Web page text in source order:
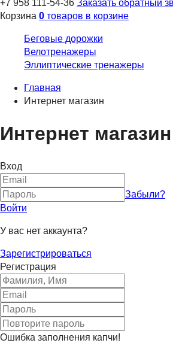
+7 958 111-54-36 Заказать обратный
Корзина 0 товаров в корзине
Беговые дорожки
Велотренажеры
Эллиптические тренажеры
Главная
Интернет магазин
Интернет магазин
Вход
Забыли?
Войти
У вас нет аккаунта?
Зарегистрироваться
Регистрация
Ошибка заполнения капчи!